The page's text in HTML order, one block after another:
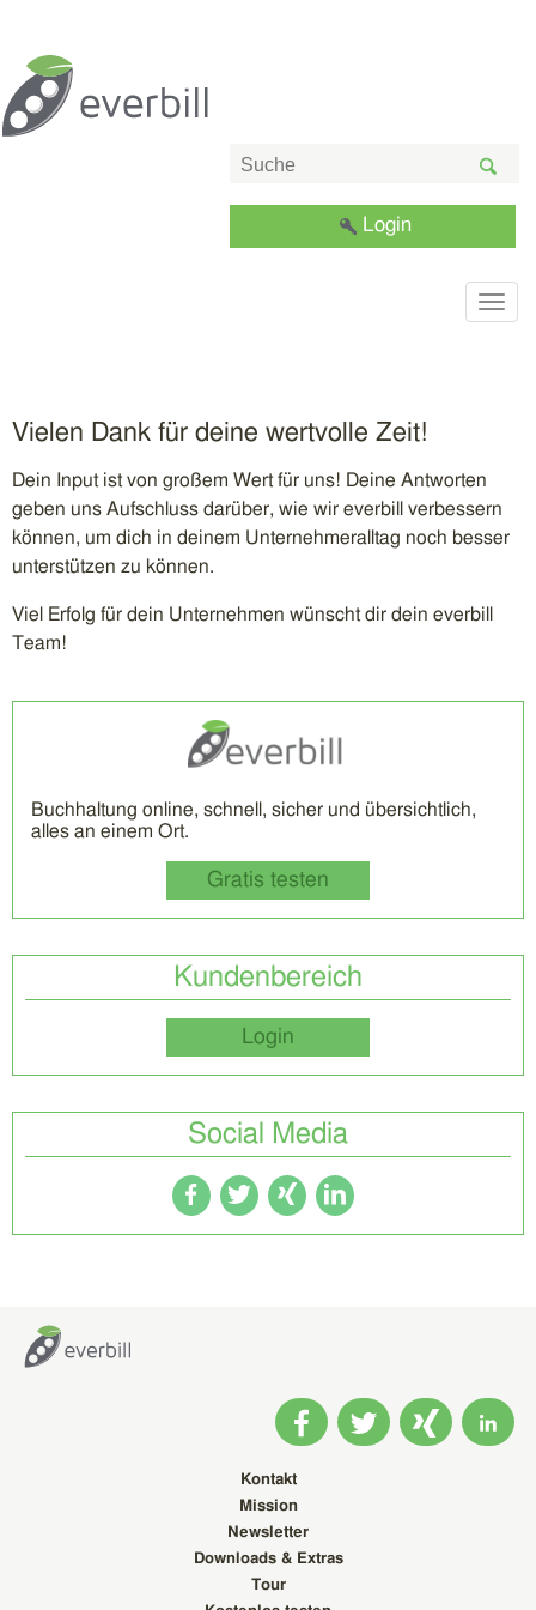
Login
Vielen Dank für deine wertvolle Zeit!
Dein Input ist von großem Wert für uns! Deine Antworten
geben uns Aufschluss darüber, wie wir everbill verbessern
können, um dich in deinem Unternehmeralltag noch besser
unterstützen zu können.
Viel Erfolg für dein Unternehmen wünscht dir dein everbill
Team!
Buchhaltung online, schnell, sicher und übersichtlich,
alles an einem Ort.
Gratis testen
Kundenbereich
Login
Social Media
Kontakt
Mission
Newsletter
Downloads & Extras
Tour